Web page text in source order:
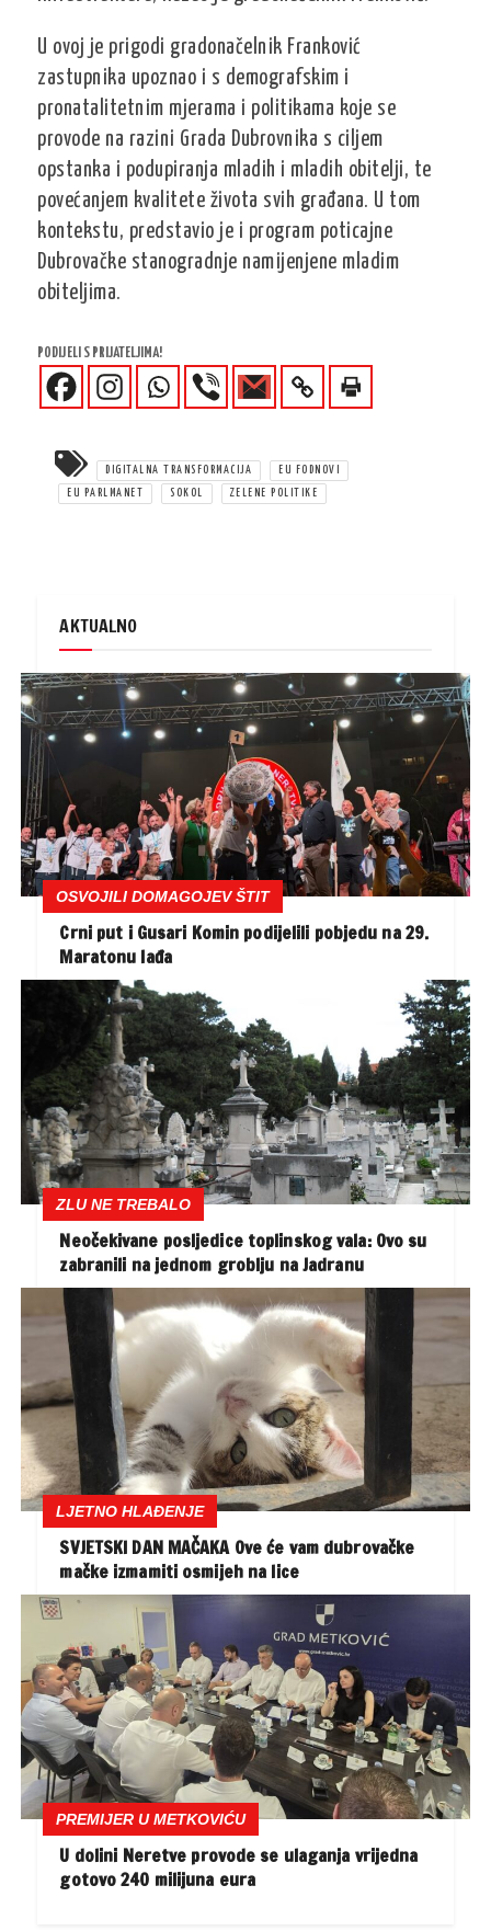
U ovoj je prigodi gradonačelnik Franković
zastupnika upoznao i s demografskim i
pronatalitetnim mjerama i politikama koje se
provode na razini Grada Dubrovnika s ciljem
opstanka i podupiranja mladih i mladih obitelji, te
povećanjem kvalitete života svih građana. U tom
kontekstu, predstavio je i program poticajne
Dubrovačke stanogradnje namijenjene mladim
obiteljima.
PODIJELI S PRIJATELJIMA!
DIGITALNA TRANSFORMACIJA EU FODNOVI
EU PARLMANET SOKOL ZELENE POLITIKE
AKTUALNO
OSVOJILI DOMAGOJEV ŠTIT
Crni put i Gusari Komin podijelili pobjedu na 29.
Maratonu lađa
ZLU NE TREBALO
Neočekivane posljedice toplinskog vala: Ovo su
zabranili na jednom groblju na Jadranu
LJETNO HLAĐENJE
SVJETSKI DAN MAČAKA Ove će vam dubrovačke
mačke izmamiti osmijeh na lice
PREMIJER U METKOVIĆU
U dolini Neretve provode se ulaganja vrijedna
gotovo 240 milijuna eura